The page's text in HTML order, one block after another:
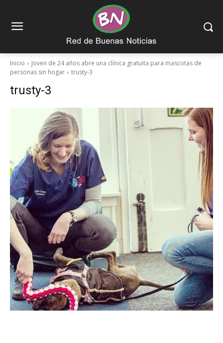
Inicio
Joven de 24 años abre una clínica gratuita para mascotas de
personas sin hogar
trusty-3
trusty-3